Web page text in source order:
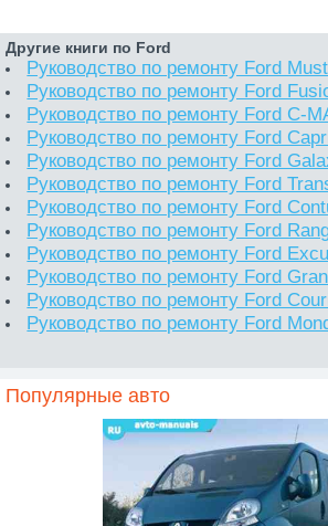
Другие книги по Ford
Руководство по ремонту Ford
Руководство по ремонту Ford
Руководство по ремонту Ford C-
Руководство по ремонту Ford
Руководство по ремонту Ford
Руководство по ремонту Ford
Руководство по ремонту Ford
Руководство по ремонту Ford
Руководство по ремонту Ford
Руководство по ремонту Ford
Руководство по ремонту Ford
Руководство по ремонту Ford
Популярные авто